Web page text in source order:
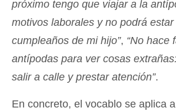
próximo tengo que viajar a la
motivos laborales y no podrá
cumpleaños de mi hijo”, “No hace
antípodas para ver cosas
salir a calle y prestar atención”.
En concreto, el vocablo se aplica a